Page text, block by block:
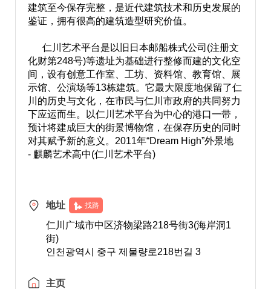
建筑至今保存完整，是近代建筑技术和历史发展的
鉴证，拥有很高的建筑造型研究价值。
仁川艺术平台是以旧日本邮船株式公司(注册文
化财第248号)等遗址为基础进行整修而建的文化空
间，设有创意工作室、工坊、资料馆、教育馆、展
示馆、公演场等13栋建筑。它最大限度地保留了仁
川的历史与文化，在市民与仁川市政府的共同努力
下应运而生。以仁川艺术平台为中心的港口一带，
预计将建成巨大的街景博物馆，在保存历史的同时
对其赋予新的意义。2011年“Dream High”外景地
- 麒麟艺术高中(仁川艺术平台)
地址 找路
仁川广域市中区济物梁路218号街3(海岸洞1
街)
인천광역시 중구 제물량로218번길 3
主页